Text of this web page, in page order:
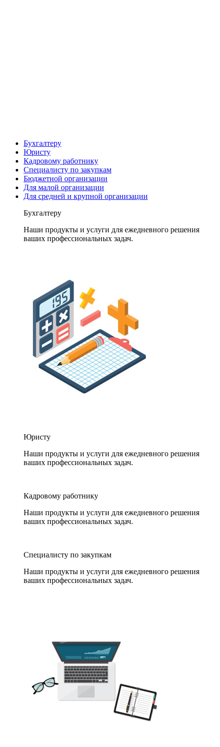
Бухгалтеру
Юристу
Кадровому работнику
Специалисту по закупкам
Бюджетной организации
Для малой организации
Для средней и крупной организации
Бухгалтеру
Наши продукты и услуги для ежедневного решения
ваших профессиональных задач.
Юристу
Наши продукты и услуги для ежедневного решения
ваших профессиональных задач.
Кадровому работнику
Наши продукты и услуги для ежедневного решения
ваших профессиональных задач.
Специалисту по закупкам
Наши продукты и услуги для ежедневного решения
ваших профессиональных задач.